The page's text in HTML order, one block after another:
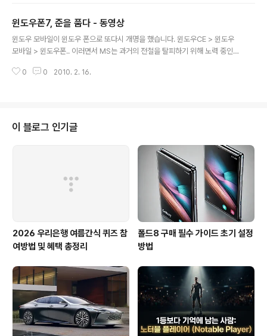
용하는 듯한 느낌? 인 듯 한데요.. =_=;; 여튼 응모하시어서
당첨이라도 한번 되어 보신다면??? ^^;; 2ndrive 앱? [2n
drive 다운받기] 여전히 윈도에서만 지원되는 부분은 참
어설픈 생각을 해봅니다. 관련 페이지 : http://event.2nd
윈도우폰7, 준을 품다 - 동영상
윈도우 모바일이 윈도우 폰으로 또다시 개명을 했습니다. 윈도우CE > 윈도우
모바일 > 윈도우폰.. 이러면서 MS는 과거의 전철을 탈피하기 위해 노력 중인
준UI를 품었다는 생각입니다. 반응속도도 준과 비슷하게 빨라졌네요. 예측은 했
0 0 2010. 2. 16.
이 블로그 인기글
2026 우리은행 여름간식 퀴즈 참
여방법 및 혜택 총정리
폴드8 구매 필수 가이드 초기 설정
방법